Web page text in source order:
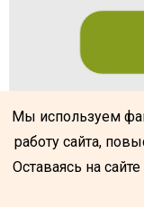
Мы используем
работу сайта,
Оставаясь на